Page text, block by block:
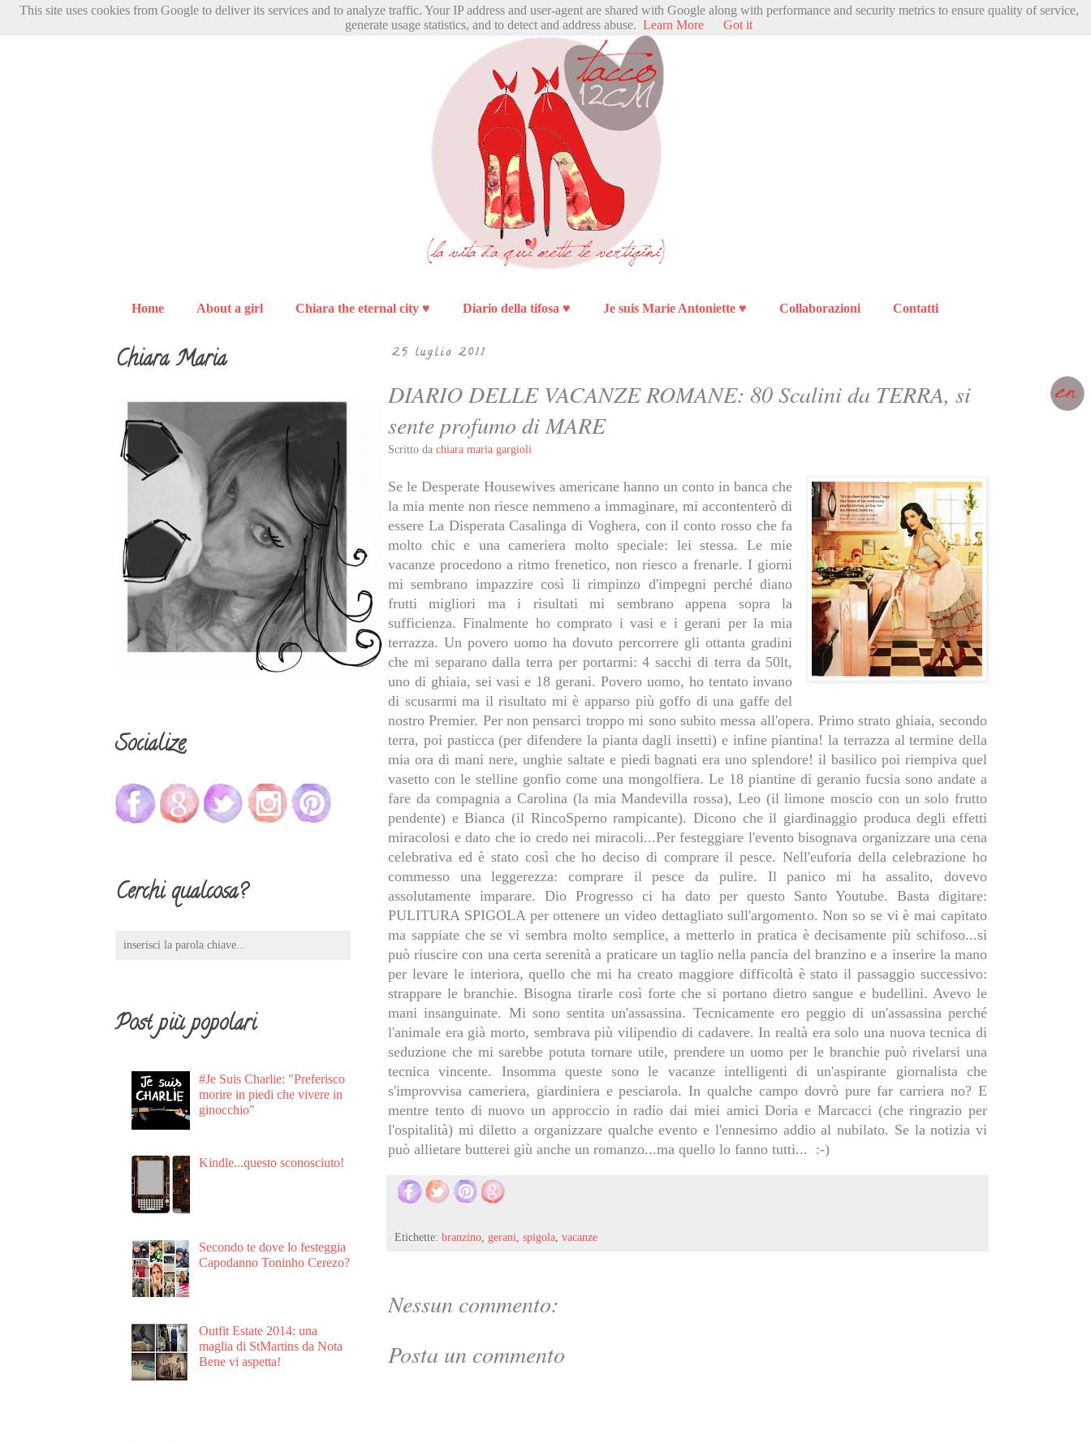
Home About a girl Chiara the eternal city ♥ Diario della tifosa ♥ Je suis Marie Antoniette ♥ Collaborazioni Contatti
25 luglio 2011
DIARIO DELLE VACANZE ROMANE: 80 Scalini da TERRA, si
sente profumo di MARE
Scritto da chiara maria gargioli
Se le Desperate Housewives americane hanno un conto in banca che
la mia mente non riesce nemmeno a immaginare, mi accontenterò di
essere La Disperata Casalinga di Voghera, con il conto rosso che fa
molto chic e una cameriera molto speciale: lei stessa. Le mie
vacanze procedono a ritmo frenetico, non riesco a frenarle. I giorni
mi sembrano impazzire così li rimpinzo d'impegni perché diano
frutti migliori ma i risultati mi sembrano appena sopra la
sufficienza. Finalmente ho comprato i vasi e i gerani per la mia
terrazza. Un povero uomo ha dovuto percorrere gli ottanta gradini
che mi separano dalla terra per portarmi: 4 sacchi di terra da 50lt,
uno di ghiaia, sei vasi e 18 gerani. Povero uomo, ho tentato invano
di scusarmi ma il risultato mi è apparso più goffo di una gaffe del
nostro Premier. Per non pensarci troppo mi sono subito messa all'opera. Primo strato ghiaia, secondo
terra, poi pasticca (per difendere la pianta dagli insetti) e infine piantina! la terrazza al termine della
mia ora di mani nere, unghie saltate e piedi bagnati era uno splendore! il basilico poi riempiva quel
vasetto con le stelline gonfio come una mongolfiera. Le 18 piantine di geranio fucsia sono andate a
fare da compagnia a Carolina (la mia Mandevilla rossa), Leo (il limone moscio con un solo frutto
pendente) e Bianca (il RincoSperno rampicante). Dicono che il giardinaggio produca degli effetti
miracolosi e dato che io credo nei miracoli...Per festeggiare l'evento bisognava organizzare una cena
celebrativa ed è stato così che ho deciso di comprare il pesce. Nell'euforia della celebrazione ho
commesso una leggerezza: comprare il pesce da pulire. Il panico mi ha assalito, dovevo
assolutamente imparare. Dio Progresso ci ha dato per questo Santo Youtube. Basta digitare:
PULITURA SPIGOLA per ottenere un video dettagliato sull'argomento. Non so se vi è mai capitato
ma sappiate che se vi sembra molto semplice, a metterlo in pratica è decisamente più schifoso...si
può riuscire con una certa serenità a praticare un taglio nella pancia del branzino e a inserire la mano
per levare le interiora, quello che mi ha creato maggiore difficoltà è stato il passaggio successivo:
strappare le branchie. Bisogna tirarle così forte che si portano dietro sangue e budellini. Avevo le
mani insanguinate. Mi sono sentita un'assassina. Tecnicamente ero peggio di un'assassina perché
l'animale era già morto, sembrava più vilipendio di cadavere. In realtà era solo una nuova tecnica di
seduzione che mi sarebbe potuta tornare utile, prendere un uomo per le branchie può rivelarsi una
tecnica vincente. Insomma queste sono le vacanze intelligenti di un'aspirante giornalista che
s'improvvisa cameriera, giardiniera e pesciarola. In qualche campo dovrò pure far carriera no? E
mentre tento di nuovo un approccio in radio dai miei amici Doria e Marcacci (che ringrazio per
l'ospitalità) mi diletto a organizzare qualche evento e l'ennesimo addio al nubilato. Se la notizia vi
può allietare butterei giù anche un romanzo...ma quello lo fanno tutti... :-)
Etichette: branzino gerani spigola vacanze
Nessun commento:
Posta un commento
Chiara Maria
Socialize
Cerchi qualcosa?
Post più popolari
#Je Suis Charlie: "Preferisco
morire in piedi che vivere in
ginocchio"
Kindle...questo sconosciuto!
Secondo te dove lo festeggia
Capodanno Toninho Cerezo?
Outfit Estate 2014: una
maglia di StMartins da Nota
Bene vi aspetta!
This site uses cookies from Google to deliver its services and to analyze traffic. Your IP address and user-agent are shared with Google along with performance and security metrics to ensure quality of service,
generate usage statistics, and to detect and address abuse. Learn More Got it